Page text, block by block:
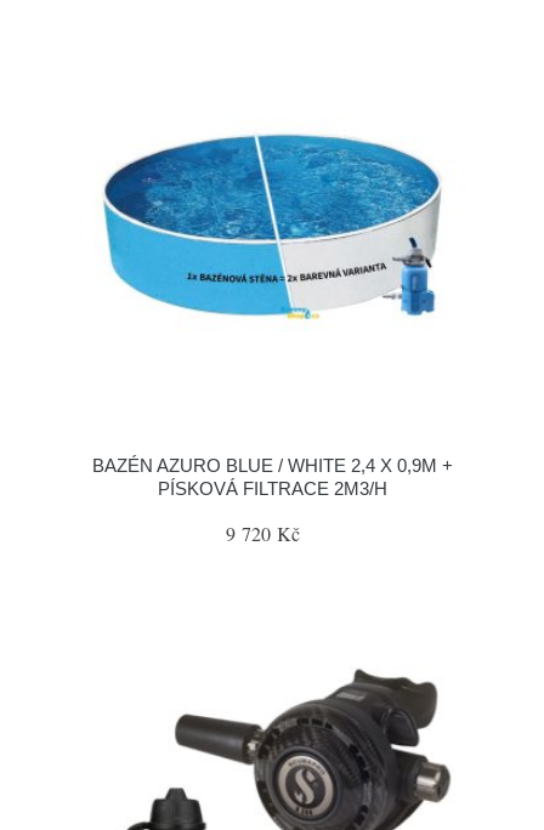
BAZÉN AZURO BLUE / WHITE 2,4 X 0,9M +
PÍSKOVÁ FILTRACE 2M3/H
9 720 Kč